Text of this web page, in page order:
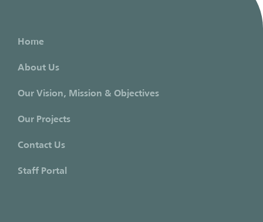
Home
About Us
Our Vision, Mission & Objectives
Our Projects
Contact Us
Staff Portal